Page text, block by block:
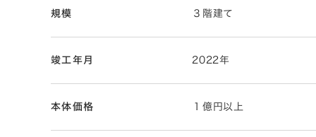
規模 ３階建て
竣工年月 2022年
本体価格 １億円以上